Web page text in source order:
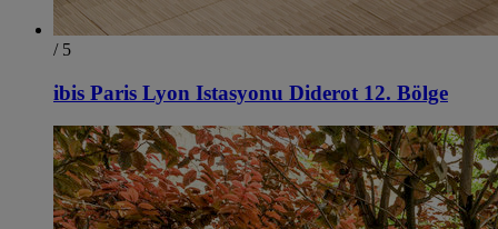
/ 5
ibis Paris Lyon Istasyonu Diderot 12. Bölge